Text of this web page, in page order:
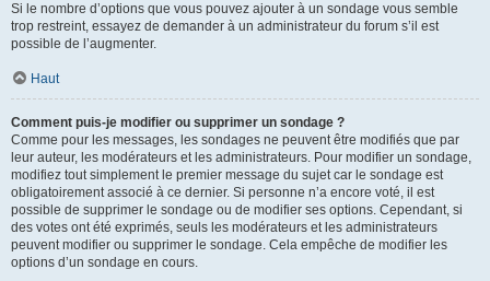
Si le nombre d’options que vous pouvez ajouter à un sondage vous semble
trop restreint, essayez de demander à un administrateur du forum s’il est
possible de l’augmenter.
Haut
Comment puis-je modifier ou supprimer un sondage ?
Comme pour les messages, les sondages ne peuvent être modifiés que par
leur auteur, les modérateurs et les administrateurs. Pour modifier un sondage,
modifiez tout simplement le premier message du sujet car le sondage est
obligatoirement associé à ce dernier. Si personne n’a encore voté, il est
possible de supprimer le sondage ou de modifier ses options. Cependant, si
des votes ont été exprimés, seuls les modérateurs et les administrateurs
peuvent modifier ou supprimer le sondage. Cela empêche de modifier les
options d’un sondage en cours.